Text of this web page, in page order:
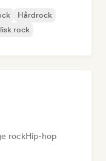
Hårdrock
rock
rockHip-hop